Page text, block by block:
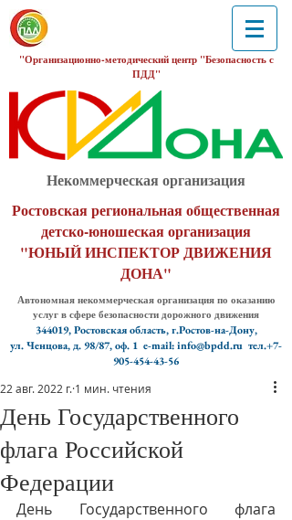
"Организационно-методический центр "Безопасность с
ПДД"
Некоммерческая организация
Ростовская региональная общественная
детско-юношеская организация
"ЮНЫЙ ИНСПЕКТОР ДВИЖЕНИЯ
ДОНА"
Автономная некоммерческая организация по оказанию
услуг в сфере безопасности дорожного движения
344019, Ростовская область, г.Ростов-на-Дону,
ул. Ченцова, д. 98/87, оф. 1 e-mail: info@bpdd.ru тел.+7-
905-454-43-56
День Государственного
флага Российской
Федерации
22 авг. 2022 г. 1 мин. чтения
День Государственного флага